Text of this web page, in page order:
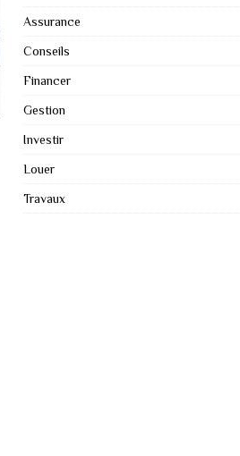
Assurance
Conseils
Financer
Gestion
Investir
Louer
Travaux